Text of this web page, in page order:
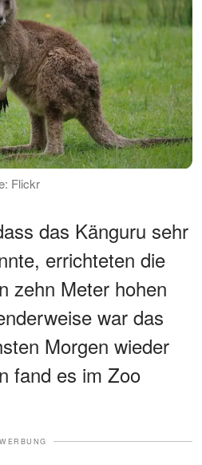
Flickr
das Känguru sehr
errichteten die
zehn Meter hohen
war das
Morgen wieder
fand es im Zoo
WERBUNG